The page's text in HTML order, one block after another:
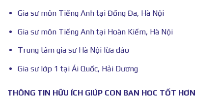
Gia sư môn Tiếng Anh tại Đống Đa, Hà Nội
Gia sư môn Tiếng Anh tại Hoàn Kiếm, Hà Nội
Trung tâm gia sư Hà Nội lừa đảo
Gia sư lớp 1 tại Ái Quốc, Hải Dương
THÔNG TIN HỮU ÍCH GIÚP CON BẠN HỌC TỐT HƠN